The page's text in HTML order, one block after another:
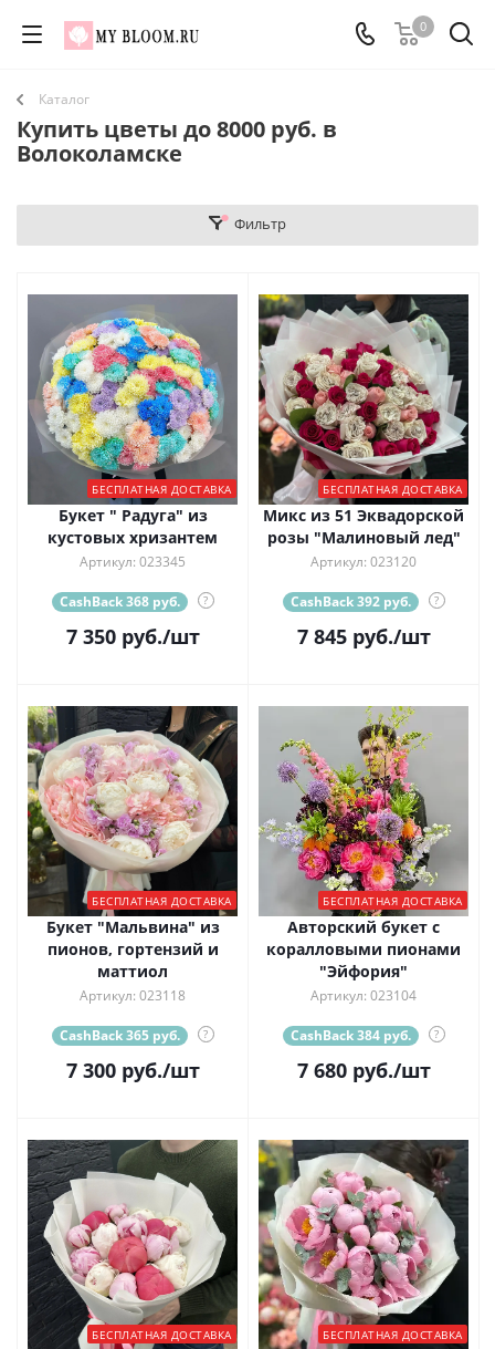
0
Каталог
Купить цветы до 8000 руб. в
Волоколамске
Фильтр
БЕСПЛАТНАЯ ДОСТАВКА
Букет " Радуга" из
кустовых хризантем
Артикул: 023345
CashBack 368 руб. ?
7 350руб./шт
БЕСПЛАТНАЯ ДОСТАВКА
Микс из 51 Эквадорской
розы "Малиновый лед"
Артикул: 023120
CashBack 392 руб. ?
7 845руб./шт
БЕСПЛАТНАЯ ДОСТАВКА
Букет "Мальвина" из
пионов, гортензий и
маттиол
Артикул: 023118
CashBack 365 руб. ?
7 300руб./шт
БЕСПЛАТНАЯ ДОСТАВКА
Авторский букет с
коралловыми пионами
"Эйфория"
Артикул: 023104
CashBack 384 руб. ?
7 680руб./шт
БЕСПЛАТНАЯ ДОСТАВКА БЕСПЛАТНАЯ ДОСТАВКА